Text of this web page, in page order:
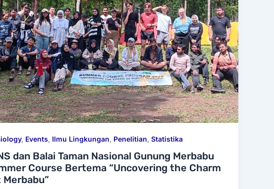
, Events, Ilmu Lingkungan, Penelitian, Statistika
dan Balai Taman Nasional Gunung Merbabu
Course Bertema “Uncovering the Charm